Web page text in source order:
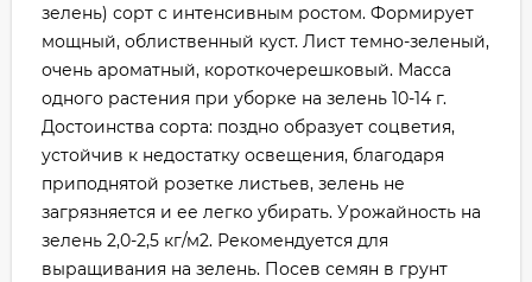
зелень) сорт с интенсивным ростом. Формирует
мощный, облиственный куст. Лист темно-зеленый,
очень ароматный, короткочерешковый. Масса
одного растения при уборке на зелень 10-14 г.
Достоинства сорта: поздно образует соцветия,
устойчив к недостатку освещения, благодаря
приподнятой розетке листьев, зелень не
загрязняется и ее легко убирать. Урожайность на
зелень 2,0-2,5 кг/м2. Рекомендуется для
выращивания на зелень. Посев семян в грунт